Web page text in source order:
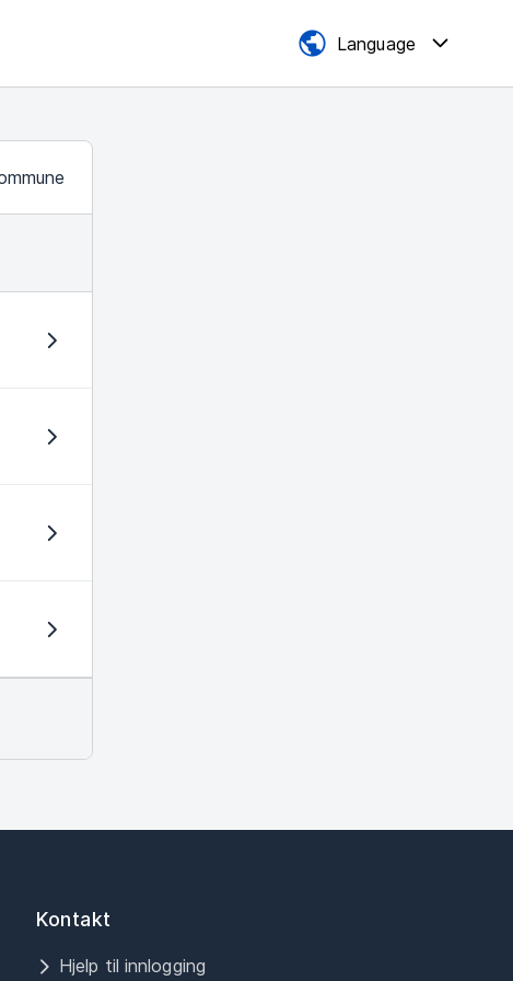
Language
Kontakt
Hjelp til innlogging